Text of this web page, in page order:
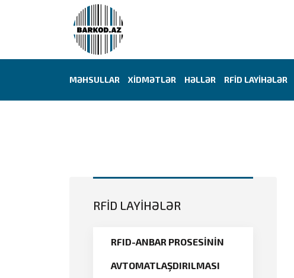
MƏHSULLAR XİDMƏTLƏR HƏLLƏR RFİD LAYİHƏLƏR
RFİD LAYİHƏLƏR
RFID-ANBAR PROSESİNİN
AVTOMATLAŞDIRILMASI